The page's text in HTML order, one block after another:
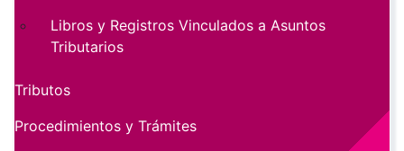
Libros y Registros Vinculados a Asuntos
Tributarios
Tributos
Procedimientos y Trámites